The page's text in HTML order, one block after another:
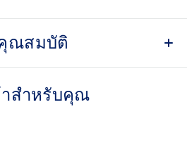
ณสมบัติ
keep your feet dry.
our GUIDESOLE technology
and absorb shock to help you run
สำหรับคุณ